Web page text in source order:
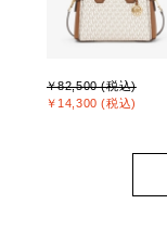
￥82,500 (税込)
￥14,300 (税込)